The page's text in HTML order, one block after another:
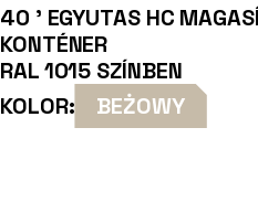
40 ’ EGYUTAS HC
KONTÉNER
RAL 1015 SZÍNBEN
KOLOR:
BEŻOWY